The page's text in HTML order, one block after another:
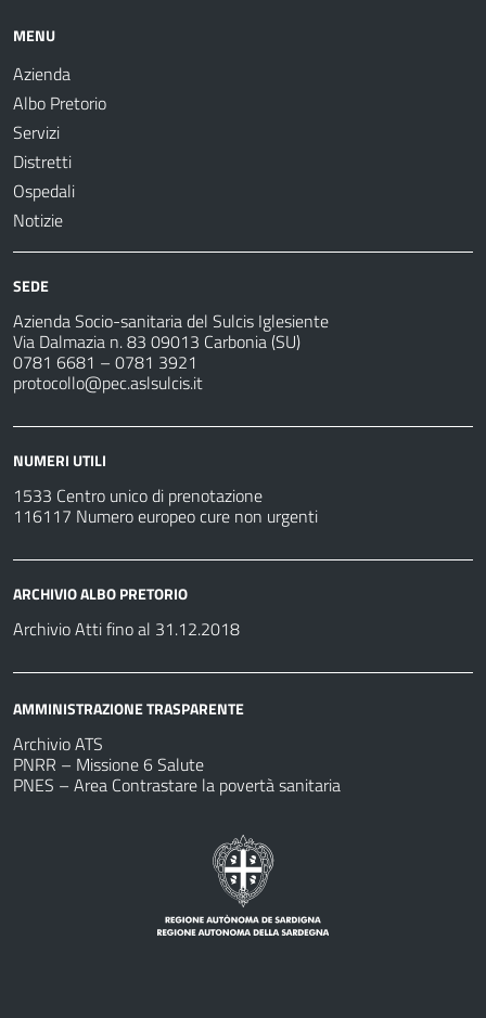
MENU
Azienda
Albo Pretorio
Servizi
Distretti
Ospedali
Notizie
SEDE
Azienda Socio-sanitaria del Sulcis Iglesiente
Via Dalmazia n. 83 09013 Carbonia (SU)
0781 6681 – 0781 3921
protocollo@pec.aslsulcis.it
NUMERI UTILI
1533 Centro unico di prenotazione
116117 Numero europeo cure non urgenti
ARCHIVIO ALBO PRETORIO
Archivio Atti fino al 31.12.2018
AMMINISTRAZIONE TRASPARENTE
Archivio ATS
PNRR – Missione 6 Salute
PNES – Area Contrastare la povertà sanitaria